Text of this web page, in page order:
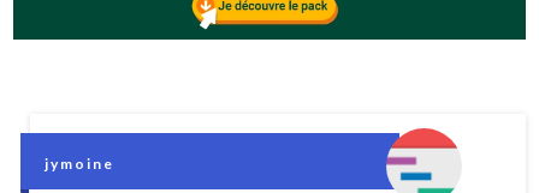
jymoine